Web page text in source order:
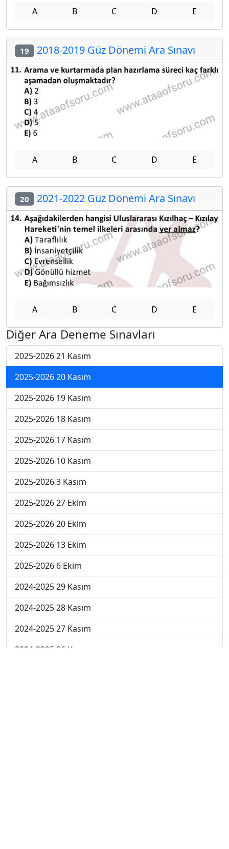
A B C D E
19 2018-2019 Güz Dönemi Ara Sınavı
A B C D E
20 2021-2022 Güz Dönemi Ara Sınavı
A B C D E
Diğer Ara Deneme Sınavları
2025-2026 21 Kasım
2025-2026 20 Kasım
2025-2026 19 Kasım
2025-2026 18 Kasım
2025-2026 17 Kasım
2025-2026 10 Kasım
2025-2026 3 Kasım
2025-2026 27 Ekim
2025-2026 20 Ekim
2025-2026 13 Ekim
2025-2026 6 Ekim
2024-2025 29 Kasım
2024-2025 28 Kasım
2024-2025 27 Kasım
2024-2025 26 Kasım